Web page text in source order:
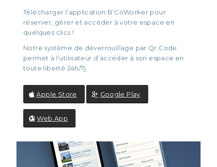
Télécharger l’application B’CoWorker pour
réserver, gérer et accéder à votre espace en
quelques clics !
Notre système de déverrouillage par Qr Code
permet à l’utilisateur d’accéder à son espace en
toute liberté 24h/7j.
Apple Store Google Play
Web App